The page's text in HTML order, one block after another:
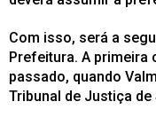
Com isso, será a
Prefeitura. A primeira
passado, quando
Tribunal de Justiça de